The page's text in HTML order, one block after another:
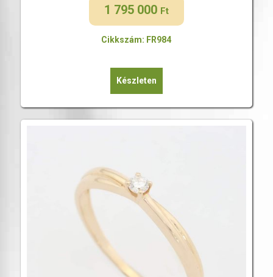
1 795 000 Ft
Cikkszám: FR984
Készleten